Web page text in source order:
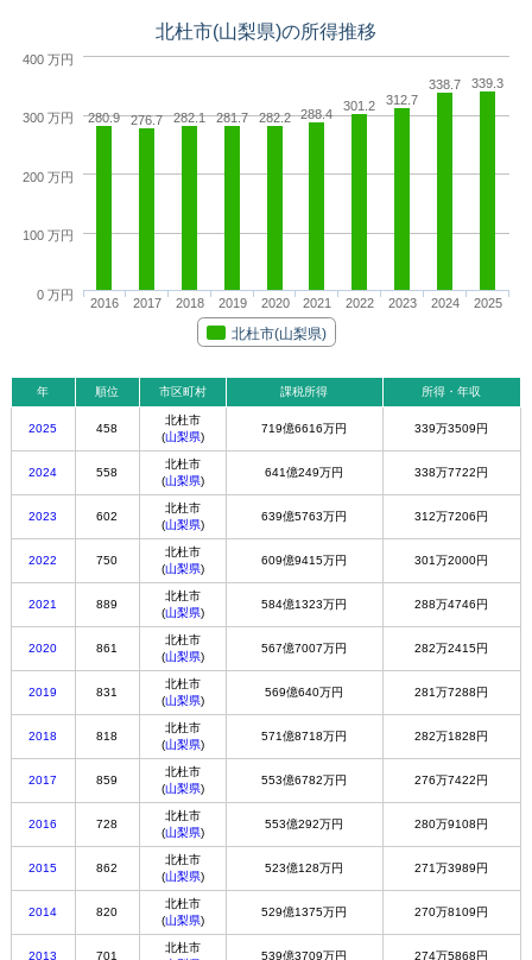
北杜市(山梨県)の所得推移
280.9 276.7 282.1 281.7 282.2 288.4
301.2 312.7
338.7 339.3
北杜市(山梨県)
2016 2017 2018 2019 2020 2021 2022 2023 2024 2025
0 万円
100 万円
200 万円
300 万円
400 万円
年 順位 市区町村 課税所得 所得・年収
2025 458
北杜市
(山梨県)
719億6616万円 339万3509円
2024 558
北杜市
(山梨県)
641億249万円 338万7722円
2023 602
北杜市
(山梨県)
639億5763万円 312万7206円
2022 750
北杜市
(山梨県)
609億9415万円 301万2000円
2021 889
北杜市
(山梨県)
584億1323万円 288万4746円
2020 861
北杜市
(山梨県)
567億7007万円 282万2415円
2019 831
北杜市
(山梨県)
569億640万円 281万7288円
2018 818
北杜市
(山梨県)
571億8718万円 282万1828円
2017 859
北杜市
(山梨県)
553億6782万円 276万7422円
2016 728
北杜市
(山梨県)
553億292万円 280万9108円
2015 862
北杜市
(山梨県)
523億128万円 271万3989円
2014 820
北杜市
(山梨県)
529億1375万円 270万8109円
2013 701
北杜市
539億3709万円 274万5868円